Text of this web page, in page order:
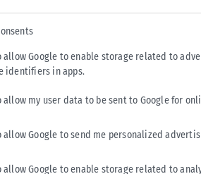
allow Google to enable storage related to
identifiers in apps.
allow my user data to be sent to Google for
allow Google to send me personalized
allow Google to enable storage related to
ΕΛΛΆΔΑ
Υπουργείο Κλιματικής Κρίσης: